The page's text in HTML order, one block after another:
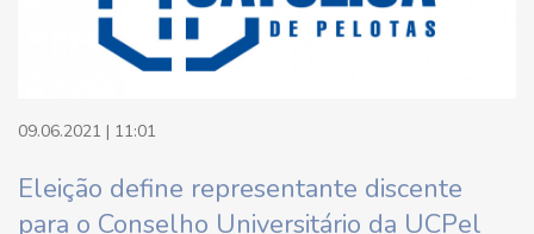
09.06.2021 | 11:01
Eleição define representante discente
para o Conselho Universitário da UCPel